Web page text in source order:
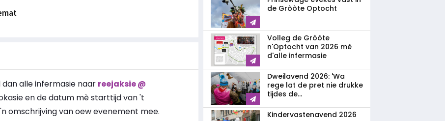
alle infermasie naar reejaksie @
en de datum mè starttijd van 't
omschrijving van oew evenement mee.
de Gròòte Optocht
Volleg de Gròòte
n'Optocht van 2026 mè
d'alle infermasie
Dweilavend 2026: 'Wa
rege lat de pret nie drukke
tijdes de...
Kindervastenavend 2026